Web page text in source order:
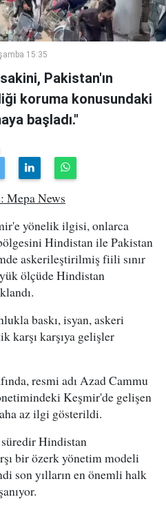
15:35
Pakistan'ın
koruma konusundaki
başladı."
Mepa News
yönelik ilgisi, onlarca
Hindistan ile Pakistan
askerileştirilmiş fiili sınır
ölçüde Hindistan
baskı, isyan, askeri
karşı karşıya gelişler
resmi adı Azad Cammu
Keşmir'de gelişen
az ilgi gösterildi.
Hindistan
bir özerk yönetim modeli
son yılların en önemli halk